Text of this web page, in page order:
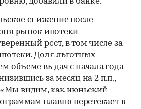
добавили в банке.
снижение после
рынок ипотеки
рост, в том числе за
Доля льготных
объеме выдач с начала года
за месяц на 2 п.п.,
видим, как июньский
плавно перетекает в